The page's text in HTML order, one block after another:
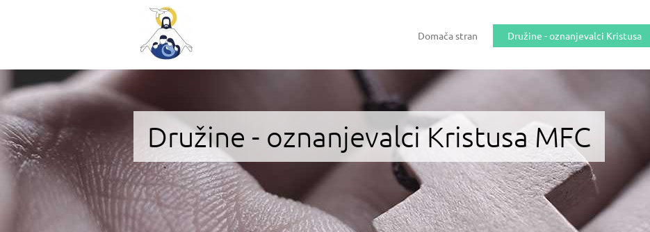
Domača stran Družine - oznanjevalci Kristusa
Družine - oznanjevalci Kristusa MFC